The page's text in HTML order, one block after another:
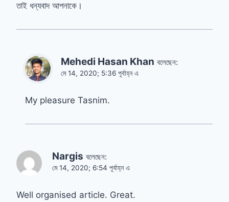
তাই ধন্যবাদ আপনাকে।
Mehedi Hasan Khan বলেছেন:
মে 14, 2020; 5:36 পূর্বাহ্ন এ
My pleasure Tasnim.
Nargis বলেছেন:
মে 14, 2020; 6:54 পূর্বাহ্ন এ
Well organised article. Great.